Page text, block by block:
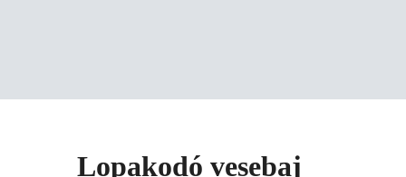
Lopakodó vesebaj